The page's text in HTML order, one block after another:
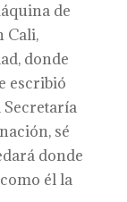
de
Cali,
donde
escribió
sé
donde
como él la